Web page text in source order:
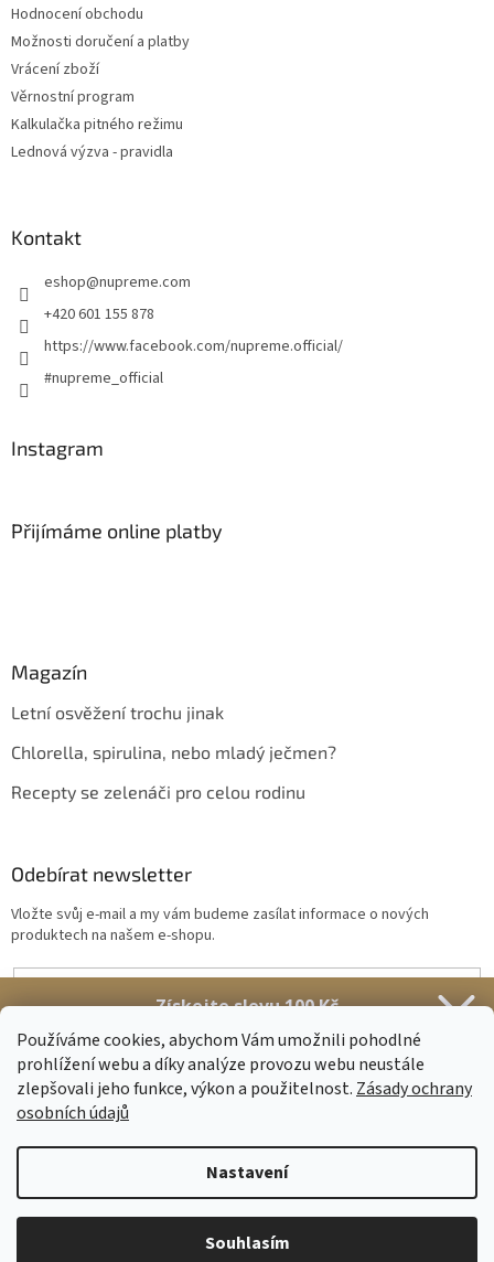
Používáme cookies, abychom Vám umožnili pohodlné
prohlížení webu a díky analýze provozu webu neustále
zlepšovali jeho funkce, výkon a použitelnost. Zásady ochrany
osobních údajů
Nastavení
Souhlasím
Hodnocení obchodu
Možnosti doručení a platby
Vrácení zboží
Věrnostní program
Kalkulačka pitného režimu
Lednová výzva - pravidla
Kontakt
eshop@nupreme.com
+420 601 155 878
https://www.facebook.com/nupreme.official/
#nupreme_official
Instagram
Přijímáme online platby
Magazín
Letní osvěžení trochu jinak
Chlorella, spirulina, nebo mladý ječmen?
Recepty se zelenáči pro celou rodinu
Odebírat newsletter
Vložte svůj e-mail a my vám budeme zasílat informace o nových
produktech na našem e-shopu.
E-mail
Vložením e-mailu souhlasíte spodmínkami ochrany osobních údajů
PŘIHLÁSIT SE
Vytvořil Shoptet
Nupreme.com. Všechna práva vyhrazena.
Získejte slevu 100 Kč
Stačí se přihlásit k našim novinkám
na první nákup
Zásady zpracování osobních údajů